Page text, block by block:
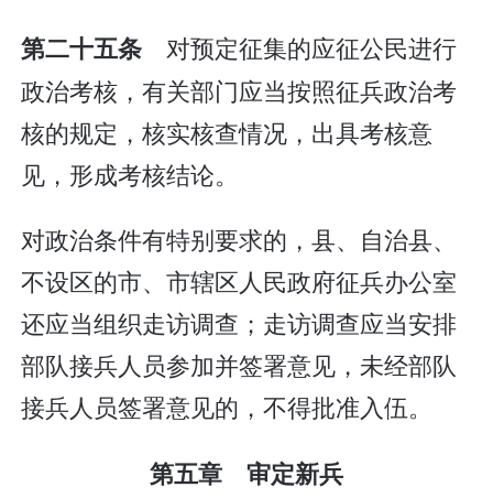
第二十五条 对预定征集的应征公民进行
政治考核，有关部门应当按照征兵政治考
核的规定，核实核查情况，出具考核意
见，形成考核结论。
对政治条件有特别要求的，县、自治县、
不设区的市、市辖区人民政府征兵办公室
还应当组织走访调查；走访调查应当安排
部队接兵人员参加并签署意见，未经部队
接兵人员签署意见的，不得批准入伍。
第五章 审定新兵